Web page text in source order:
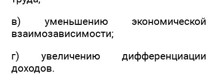
в) уменьшению экономической
взаимозависимости;
г) увеличению дифференциации
доходов.